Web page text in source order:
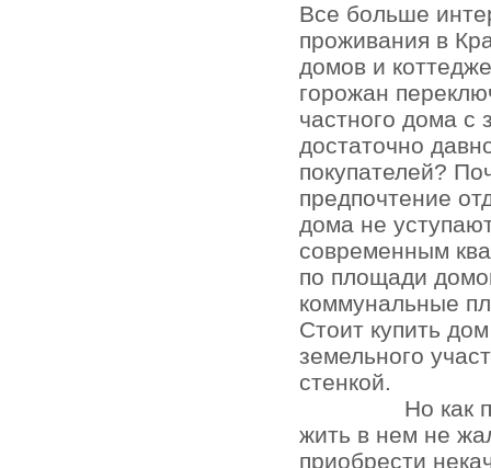
Все больше
проживания в
домов и
горожан
частного дома с
достаточно
покупателей?
предпочтение
дома не
современным
по площади
коммунальные
Стоит купить
земельного
стенкой.
Но как
жить в нем не
приобрести